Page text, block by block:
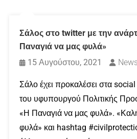
Σάλος στο twitter με την
Παναγιά να μας φυλά»
15 Αυγούστου, 2021
Σάλο έχει προκαλέσει στα
του υφυπουργού Πολιτικής
«Η Παναγιά να μας φυλά».
φυλά» και hashtag